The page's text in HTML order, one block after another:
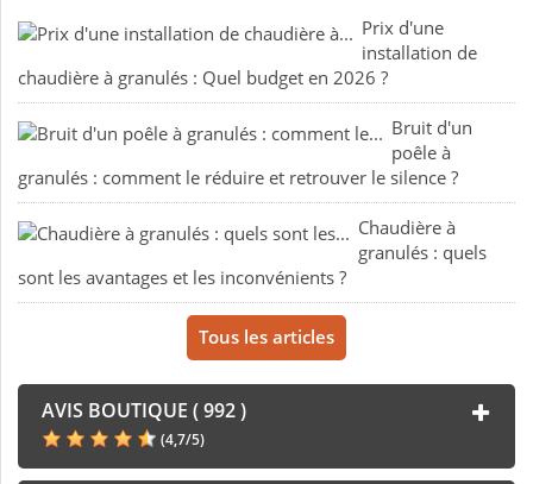
Prix d'une
installation de
chaudière à granulés : Quel budget en 2026 ?
Bruit d'un
poêle à
granulés : comment le réduire et retrouver le silence ?
Chaudière à
granulés : quels
sont les avantages et les inconvénients ?
Tous les articles
AVIS BOUTIQUE ( 992 )
(4,7/5)